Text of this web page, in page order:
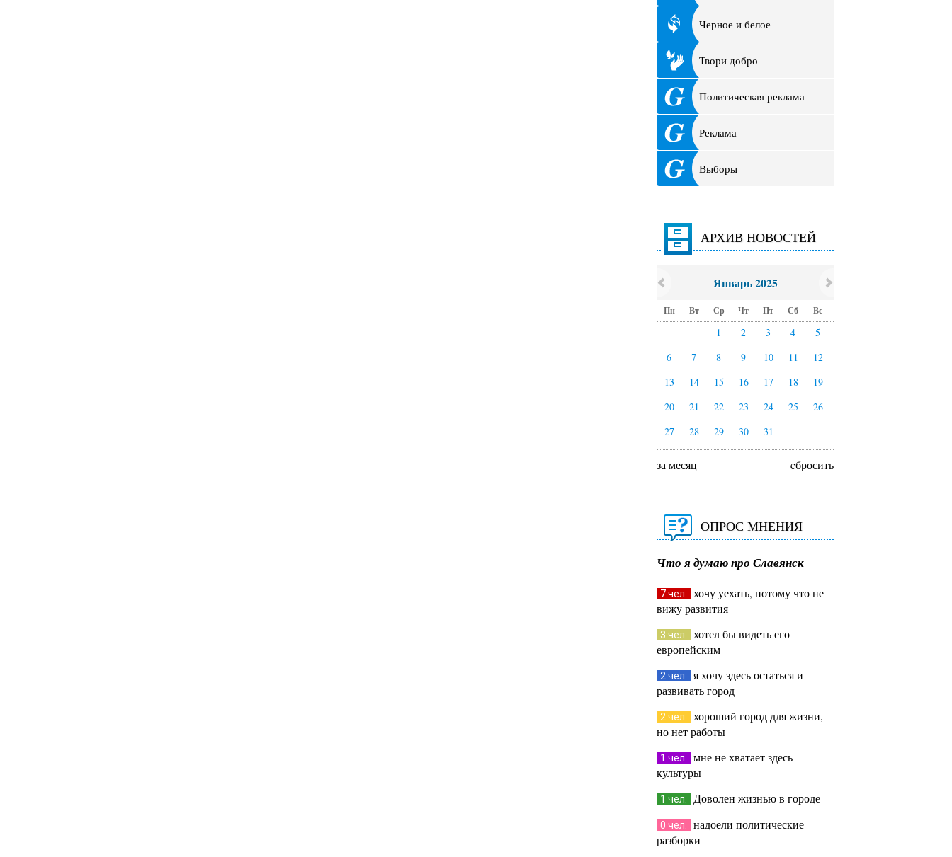
Черное и белое
Твори добро
Политическая реклама
Реклама
Выборы
АРХИВ НОВОСТЕЙ
Январь 2025
Пн Вт Ср Чт Пт Сб Вс
1 2 3 4
5
6
7 8 9 10 11
12
13
14 15 16 17 18
19
20
21 22 23 24 25
26
27
28 29 30 31
за месяц cбросить
ОПРОС МНЕНИЯ
Что я думаю про Славянск
7 чел.
хочу уехать, потому что не
вижу развития
3 чел.
хотел бы видеть его
европейским
2 чел.
я хочу здесь остаться и
развивать город
2 чел.
хороший город для жизни,
но нет работы
1 чел.
мне не хватает здесь
культуры
1 чел. Доволен жизнью в городе
0 чел.
надоели политические
разборки